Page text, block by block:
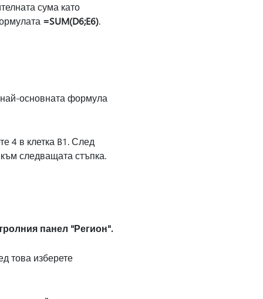
сума като
=SUM(D6;E6).
основната формула
4 в клетка B1. След
следващата стъпка.
панел "Регион".
това изберете